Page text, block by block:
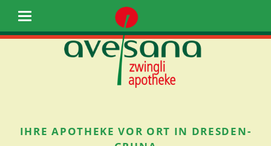
IHRE APOTHEKE VOR ORT IN DRESDEN-